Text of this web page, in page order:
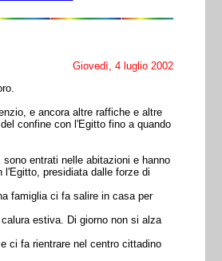
Giovedì, 4 luglio 2002
e ancora altre raffiche e altre
confine con l'Egitto fino a quando
entrati nelle abitazioni e hanno
presidiata dalle forze di
famiglia ci fa salire in casa per
estiva. Di giorno non si alza
ci fa rientrare nel centro cittadino